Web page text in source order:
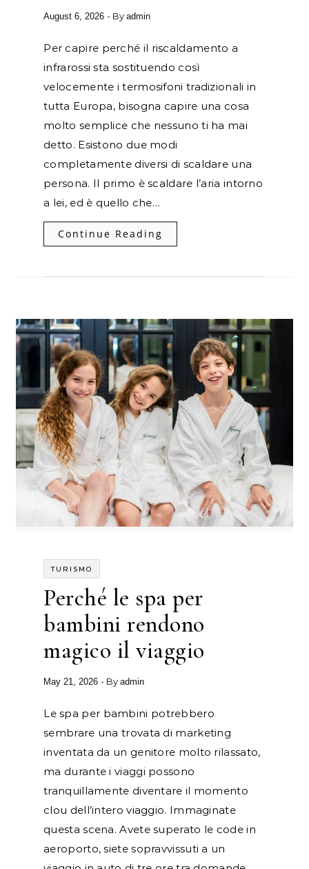
August 6, 2026 - Byadmin
Per capire perché il riscaldamento a
infrarossi sta sostituendo così
velocemente i termosifoni tradizionali in
tutta Europa, bisogna capire una cosa
molto semplice che nessuno ti ha mai
detto. Esistono due modi
completamente diversi di scaldare una
persona. Il primo è scaldare l’aria intorno
a lei, ed è quello che…
Continue Reading
TURISMO
Perché le spa per
bambini rendono
magico il viaggio
May 21, 2026 - Byadmin
Le spa per bambini potrebbero
sembrare una trovata di marketing
inventata da un genitore molto rilassato,
ma durante i viaggi possono
tranquillamente diventare il momento
clou dell’intero viaggio. Immaginate
questa scena. Avete superato le code in
aeroporto, siete sopravvissuti a un